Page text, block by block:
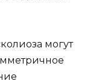
могут